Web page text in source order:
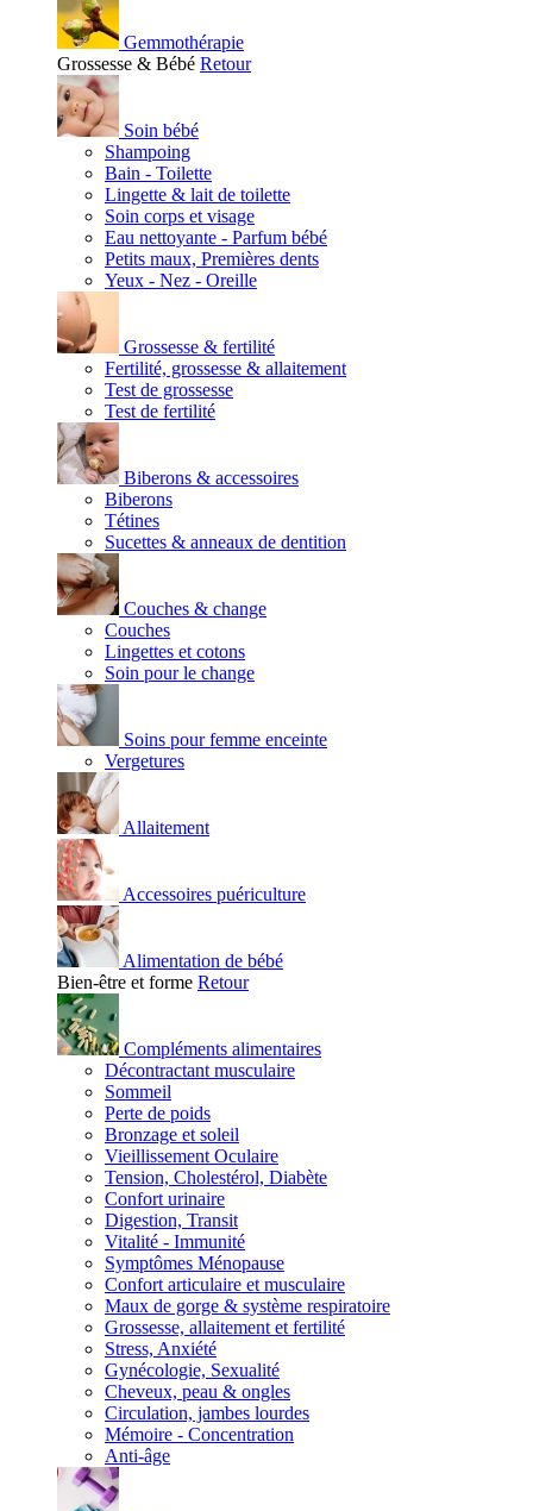
Gemmothérapie
Grossesse & Bébé Retour
Soin bébé
Shampoing
Bain - Toilette
Lingette & lait de toilette
Soin corps et visage
Eau nettoyante - Parfum bébé
Petits maux, Premières dents
Yeux - Nez - Oreille
Grossesse & fertilité
Fertilité, grossesse & allaitement
Test de grossesse
Test de fertilité
Biberons & accessoires
Biberons
Tétines
Sucettes & anneaux de dentition
Couches & change
Couches
Lingettes et cotons
Soin pour le change
Soins pour femme enceinte
Vergetures
Allaitement
Accessoires puériculture
Alimentation de bébé
Bien-être et forme Retour
Compléments alimentaires
Décontractant musculaire
Sommeil
Perte de poids
Bronzage et soleil
Vieillissement Oculaire
Tension, Cholestérol, Diabète
Confort urinaire
Digestion, Transit
Vitalité - Immunité
Symptômes Ménopause
Confort articulaire et musculaire
Maux de gorge & système respiratoire
Grossesse, allaitement et fertilité
Stress, Anxiété
Gynécologie, Sexualité
Cheveux, peau & ongles
Circulation, jambes lourdes
Mémoire - Concentration
Anti-âge